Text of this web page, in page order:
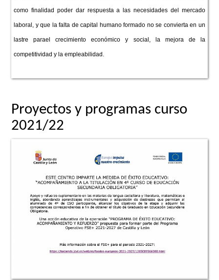
como finalidad poder dar respuesta a las necesidades del mercado
laboral, y que la falta de capital humano formado no se convierta en un
lastre parael crecimiento económico y social, la mejora de la
competitividad y la empleabilidad.
Proyectos y programas curso
2021/22